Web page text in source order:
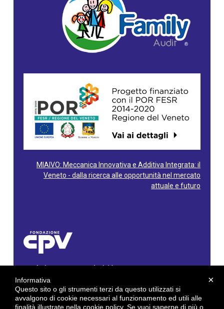
MIAIVO: Meccanica Innovativa e Additiva Integrata: il
Veneto - dalla ricerca alle opportunità nel mercato
attuale e futuro
Fondazione Centro Produttività Veneto
Via Gioacchino Rossini, 60 - 36100 Vicenza - Italy
Tel. 0444/960500 - Fax 0444/1932220
C.F. e P. IVA: 02429800242
×
Informativa
Questo sito o gli strumenti terzi da questo utilizzati si
avvalgono di cookie necessari al funzionamento ed utili alle
finalità illustrate nella cookie policy. Se vuoi saperne di più o